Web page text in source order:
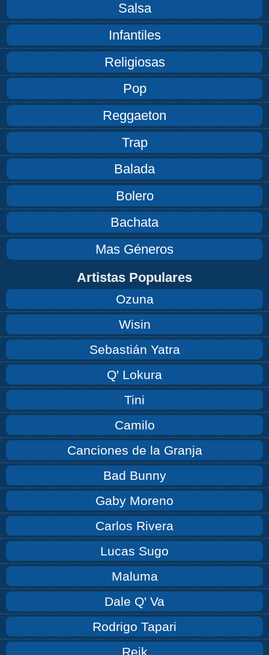
Salsa
Infantiles
Religiosas
Pop
Reggaeton
Trap
Balada
Bolero
Bachata
Mas Géneros
Artistas Populares
Ozuna
Wisin
Sebastián Yatra
Q' Lokura
Tini
Camilo
Canciones de la Granja
Bad Bunny
Gaby Moreno
Carlos Rivera
Lucas Sugo
Maluma
Dale Q' Va
Rodrigo Tapari
Reik